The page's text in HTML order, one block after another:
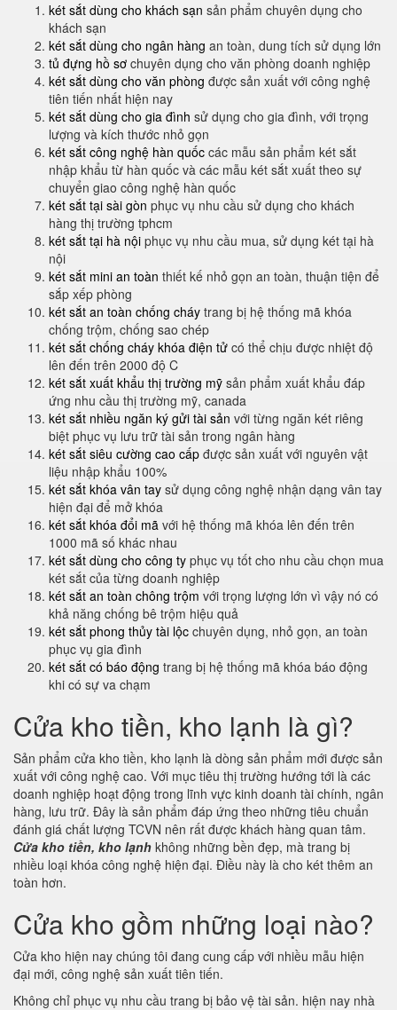
két sắt dùng cho khách sạn sản phẩm chuyên dụng cho
khách sạn
két sắt dùng cho ngân hàng an toàn, dung tích sử dụng lớn
tủ đựng hồ sơ chuyên dụng cho văn phòng doanh nghiệp
két sắt dùng cho văn phòng được sản xuất với công nghệ
tiên tiến nhất hiện nay
két sắt dùng cho gia đình sử dụng cho gia đình, với trọng
lượng và kích thước nhỏ gọn
két sắt công nghệ hàn quốc các mẫu sản phẩm két sắt
nhập khẩu từ hàn quốc và các mẫu két sắt xuất theo sự
chuyển giao công nghệ hàn quốc
két sắt tại sài gòn phục vụ nhu cầu sử dụng cho khách
hàng thị trường tphcm
két sắt tại hà nội phục vụ nhu cầu mua, sử dụng két tại hà
nội
két sắt mini an toàn thiết kế nhỏ gọn an toàn, thuận tiện để
sắp xếp phòng
két sắt an toàn chống cháy trang bị hệ thống mã khóa
chống trộm, chống sao chép
két sắt chống cháy khóa điện tử có thể chịu được nhiệt độ
lên đến trên 2000 độ C
két sắt xuất khẩu thị trường mỹ sản phẩm xuất khẩu đáp
ứng nhu cầu thị trường mỹ, canada
két sắt nhiều ngăn ký gửi tài sản với từng ngăn két riêng
biệt phục vụ lưu trữ tài sản trong ngân hàng
két sắt siêu cường cao cấp được sản xuất với nguyên vật
liệu nhập khẩu 100%
két sắt khóa vân tay sử dụng công nghệ nhận dạng vân tay
hiện đại để mở khóa
két sắt khóa đổi mã với hệ thống mã khóa lên đến trên
1000 mã số khác nhau
két sắt dùng cho công ty phục vụ tốt cho nhu cầu chọn mua
két sắt của từng doanh nghiệp
két sắt an toàn chông trộm với trọng lượng lớn vì vậy nó có
khả năng chống bê trộm hiệu quả
két sắt phong thủy tài lộc chuyên dụng, nhỏ gọn, an toàn
phục vụ gia đình
két sắt có báo động trang bị hệ thống mã khóa báo động
khi có sự va chạm
Cửa kho tiền, kho lạnh là gì?
Sản phẩm cửa kho tiền, kho lạnh là dòng sản phẩm mới được sản
xuất với công nghệ cao. Với mục tiêu thị trường hướng tới là các
doanh nghiệp hoạt động trong lĩnh vực kinh doanh tài chính, ngân
hàng, lưu trữ. Đây là sản phẩm đáp ứng theo những tiêu chuẩn
đánh giá chất lượng TCVN nên rất được khách hàng quan tâm.
Cửa kho tiền, kho lạnh không những bền đẹp, mà trang bị
nhiều loại khóa công nghệ hiện đại. Điều này là cho két thêm an
toàn hơn.
Cửa kho gồm những loại nào?
Cửa kho hiện nay chúng tôi đang cung cấp với nhiều mẫu hiện
đại mới, công nghệ sản xuất tiên tiến.
Không chỉ phục vụ nhu cầu trang bị bảo vệ tài sản. hiện nay nhà